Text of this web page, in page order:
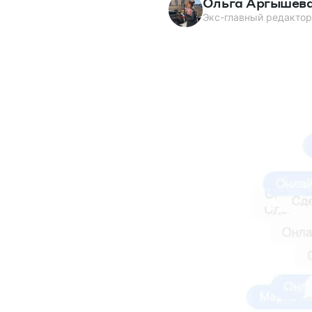
Экс-главный редактор